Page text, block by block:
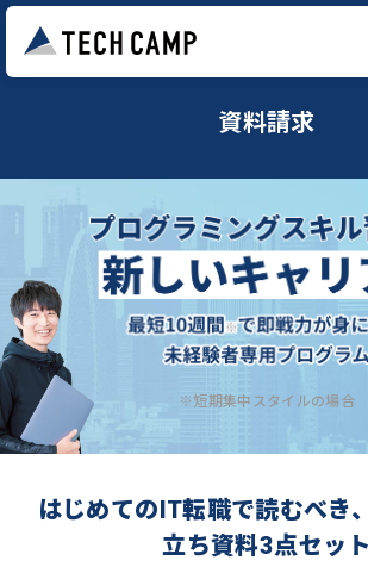
資料請求
※短期集中スタイルの場合
はじめてのIT転職で読むべき
立ち資料3点セット